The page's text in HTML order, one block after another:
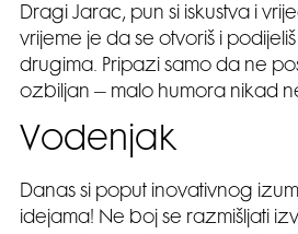
Dragi Jarac, pun si iskustva i
vrijeme je da se otvoriš i
drugima. Pripazi samo da ne
ozbiljan – malo humora nikad
Vodenjak
Danas si poput inovativnog
idejama! Ne boj se razmišljati